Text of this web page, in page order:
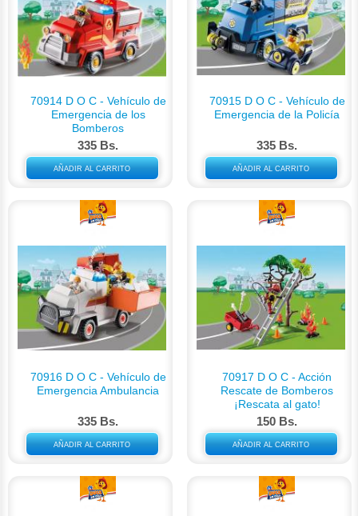
70914 D O C - Vehículo de
Emergencia de los
Bomberos
335 Bs.
AÑADIR AL CARRITO
70915 D O C - Vehículo de
Emergencia de la Policía
335 Bs.
AÑADIR AL CARRITO
70916 D O C - Vehículo de
Emergencia Ambulancia
335 Bs.
AÑADIR AL CARRITO
70917 D O C - Acción
Rescate de Bomberos
¡Rescata al gato!
150 Bs.
AÑADIR AL CARRITO